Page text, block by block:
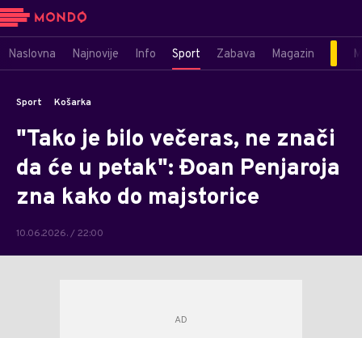
Naslovna Najnovije Info Sport Zabava Magazin
Sport Košarka
"Tako je bilo večeras, ne znači
da će u petak": Đoan Penjaroja
zna kako do majstorice
10.06.2026. / 22:00